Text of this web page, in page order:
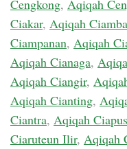
Cengkong, Aqiqah
Ciakar, Aqiqah
Ciampanan, Aqiqah
Aqiqah Cianaga,
Aqiqah Ciangir,
Aqiqah Cianting,
Ciantra, Aqiqah Ciapus
Ciaruteun Ilir, Aqiqah